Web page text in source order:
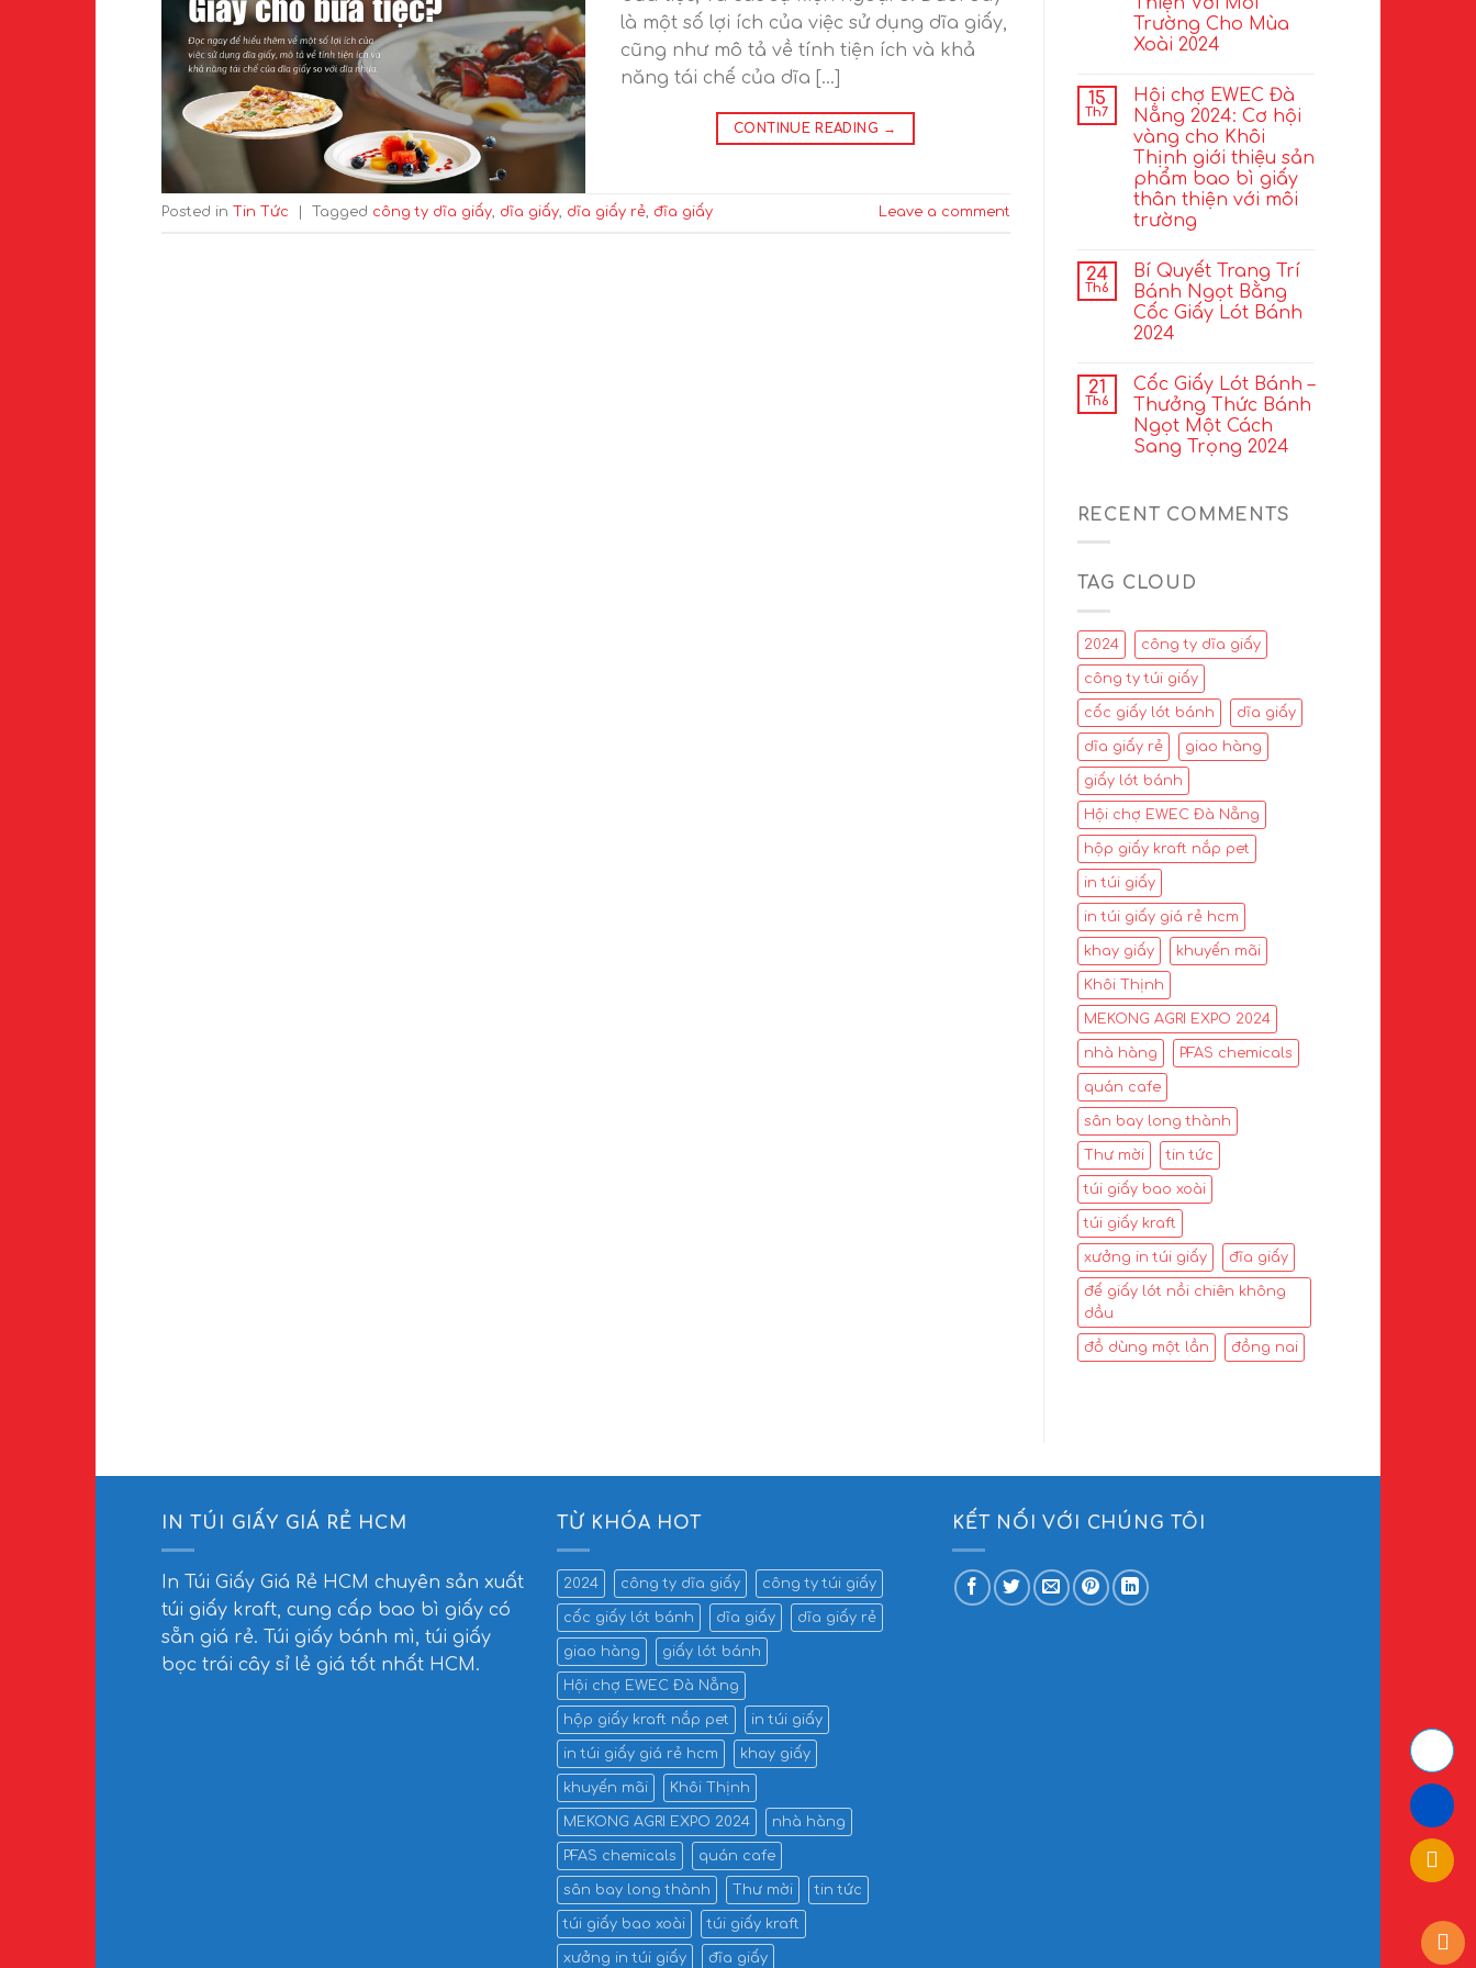
là một số lợi ích của việc sử dụng dĩa giấy,
cũng như mô tả về tính tiện ích và khả
năng tái chế của dĩa […]
CONTINUE READING →
Posted in Tin Tức Tagged công ty dĩa giấy, dĩa giấy, dĩa giấy rẻ, đĩa giấy Leave a comment
Trường Cho Mùa
Xoài 2024
15
Th7
Hội chợ EWEC Đà
Nẵng 2024: Cơ hội
vàng cho Khôi
Thịnh giới thiệu sản
phẩm bao bì giấy
thân thiện với môi
trường
24
Th6
Bí Quyết Trang Trí
Bánh Ngọt Bằng
Cốc Giấy Lót Bánh
2024
21
Th6
Cốc Giấy Lót Bánh –
Thưởng Thức Bánh
Ngọt Một Cách
Sang Trọng 2024
RECENT COMMENTS
TAG CLOUD
2024 công ty dĩa giấy
công ty túi giấy
cốc giấy lót bánh dĩa giấy
dĩa giấy rẻ giao hàng
giấy lót bánh
Hội chợ EWEC Đà Nẵng
hộp giấy kraft nắp pet
in túi giấy
in túi giấy giá rẻ hcm
khay giấy khuyến mãi
Khôi Thịnh
MEKONG AGRI EXPO 2024
nhà hàng PFAS chemicals
quán cafe
sân bay long thành
Thư mời tin tức
túi giấy bao xoài
túi giấy kraft
xưởng in túi giấy đĩa giấy
đế giấy lót nồi chiên không
dầu
đồ dùng một lần đồng nai
IN TÚI GIẤY GIÁ RẺ HCM
In Túi Giấy Giá Rẻ HCM chuyên sản xuất
túi giấy kraft, cung cấp bao bì giấy có
sẵn giá rẻ. Túi giấy bánh mì, túi giấy
bọc trái cây sỉ lẻ giá tốt nhất HCM.
TỪ KHÓA HOT
2024 công ty dĩa giấy công ty túi giấy
cốc giấy lót bánh dĩa giấy dĩa giấy rẻ
giao hàng giấy lót bánh
Hội chợ EWEC Đà Nẵng
hộp giấy kraft nắp pet in túi giấy
in túi giấy giá rẻ hcm khay giấy
khuyến mãi Khôi Thịnh
MEKONG AGRI EXPO 2024 nhà hàng
PFAS chemicals quán cafe
sân bay long thành Thư mời tin tức
túi giấy bao xoài túi giấy kraft
xưởng in túi giấy đĩa giấy
KẾT NỐI VỚI CHÚNG TÔI